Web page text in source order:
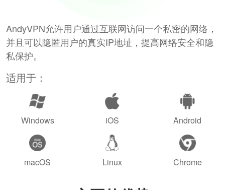
AndyVPN允许用户通过互联网访问一个私密的网络，
并且可以隐匿用户的真实IP地址，提高网络安全和隐
私保护。
适用于：
Windows iOS Android
macOS Linux Chrome